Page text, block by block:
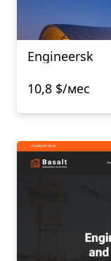
Engineersk
10,8 $/мес